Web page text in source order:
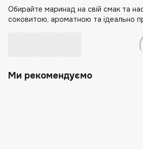
Обирайте маринад на свій смак та
соковитою, ароматною та ідеально
Ми рекомендуємо